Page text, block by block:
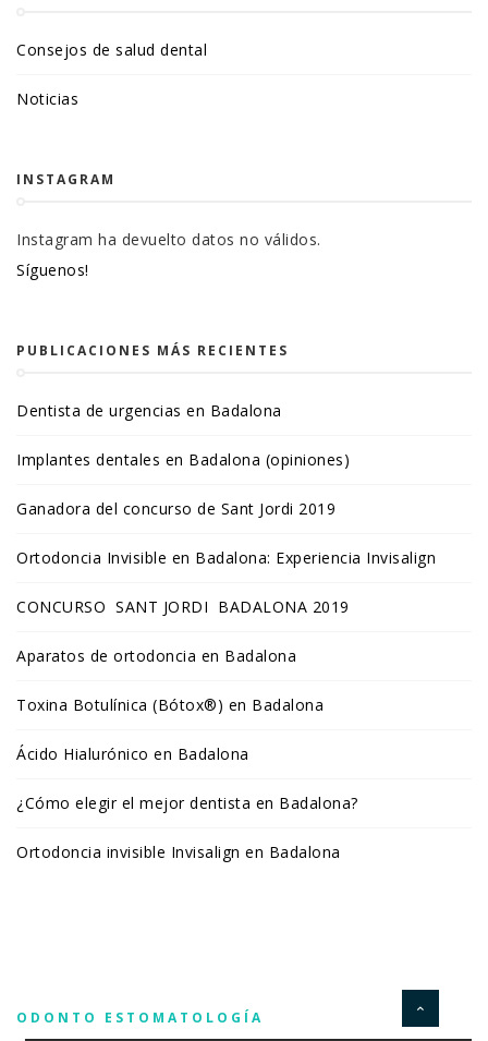
Consejos de salud dental
Noticias
INSTAGRAM
Instagram ha devuelto datos no válidos.
Síguenos!
PUBLICACIONES MÁS RECIENTES
Dentista de urgencias en Badalona
Implantes dentales en Badalona (opiniones)
Ganadora del concurso de Sant Jordi 2019
Ortodoncia Invisible en Badalona: Experiencia Invisalign
CONCURSO SANT JORDI BADALONA 2019
Aparatos de ortodoncia en Badalona
Toxina Botulínica (Bótox®) en Badalona
Ácido Hialurónico en Badalona
¿Cómo elegir el mejor dentista en Badalona?
Ortodoncia invisible Invisalign en Badalona
ODONTO ESTOMATOLOGÍA